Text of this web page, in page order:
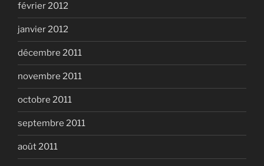
février 2012
janvier 2012
décembre 2011
novembre 2011
octobre 2011
septembre 2011
août 2011